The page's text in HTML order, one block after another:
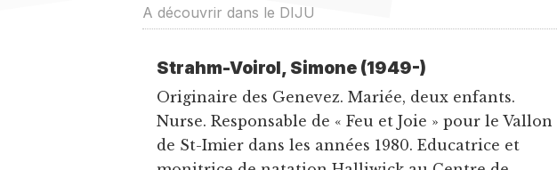
A découvrir dans le DIJU
Strahm-Voirol, Simone (1949-)
Originaire des Genevez. Mariée, deux enfants.
Nurse. Responsable de « Feu et Joie » pour le Vallon
de St-Imier dans les années 1980. Educatrice et